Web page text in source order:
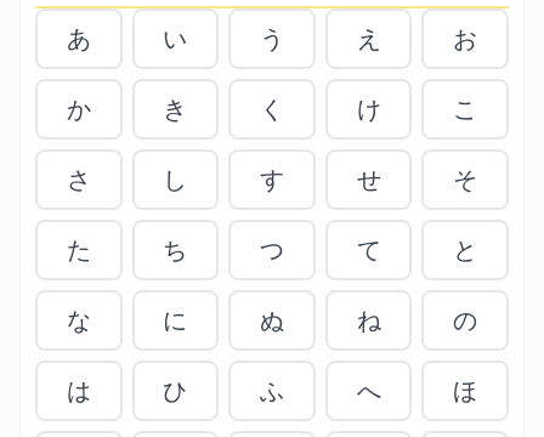
あ い う え お
か き く け こ
さ し す せ そ
た ち つ て と
な に ぬ ね の
は ひ ふ へ ほ